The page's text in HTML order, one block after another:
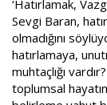
‘Hatırlamak,
Sevgi Baran,
olmadığını
hatırlamaya,
muhtaçlığı
toplumsal